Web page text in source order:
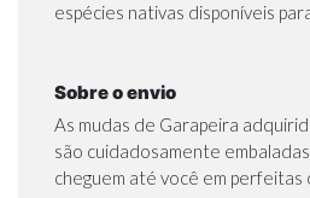
espécies nativas disponíveis
Sobre o envio
As mudas de Garapeira
são cuidadosamente
cheguem até você em perfeitas